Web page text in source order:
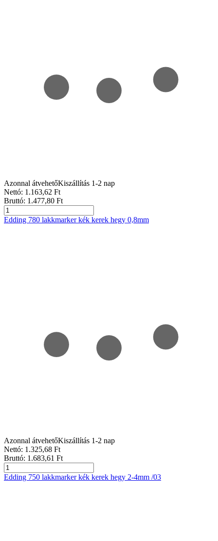
Azonnal átvehetőKiszállítás 1-2 nap
Nettó: 1.163,62 Ft
Bruttó: 1.477,80 Ft
Edding 780 lakkmarker kék kerek hegy 0,8mm
Azonnal átvehetőKiszállítás 1-2 nap
Nettó: 1.325,68 Ft
Bruttó: 1.683,61 Ft
Edding 750 lakkmarker kék kerek hegy 2-4mm /03